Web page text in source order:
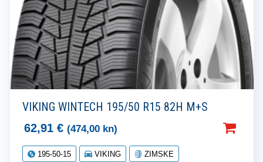
VIKING WINTECH 195/50 R15 82H M+S
62,91 € (474,00 kn)
195-50-15 VIKING ZIMSKE